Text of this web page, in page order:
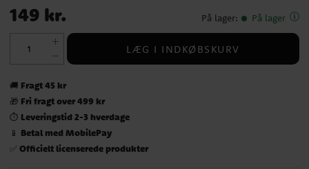
Pris :149 kr.
149 kr. På lager: På lager
LÆG I INDKØBSKURV
🚚 Fragt 45 kr
🎁 Fri fragt over 499 kr
⏱️ Leveringstid 2-3 hverdage
📱 Betal med MobilePay
✅ Officielt licenserede produkter